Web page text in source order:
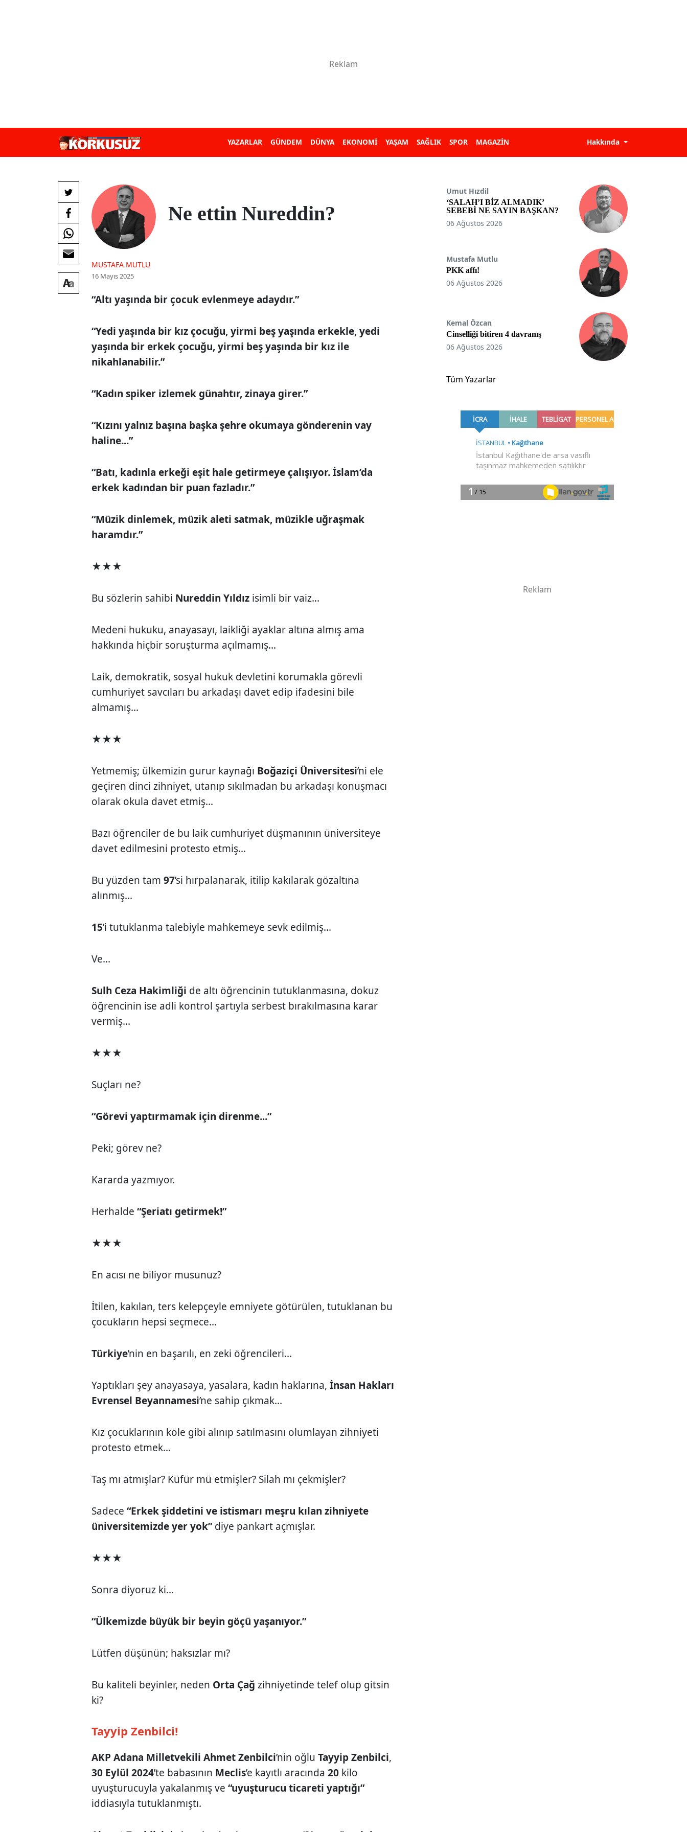
YAZARLAR GÜNDEM DÜNYA EKONOMİ YAŞAM SAĞLIK SPOR MAGAZİN Hakkında
Ne ettin Nureddin?
MUSTAFA MUTLU
16 Mayıs 2025
“Altı yaşında bir çocuk evlenmeye adaydır.”
“Yedi yaşında bir kız çocuğu, yirmi beş yaşında erkekle, yedi
yaşında bir erkek çocuğu, yirmi beş yaşında bir kız ile
nikahlanabilir.”
“Kadın spiker izlemek günahtır, zinaya girer.”
“Kızını yalnız başına başka şehre okumaya gönderenin vay
haline...”
“Batı, kadınla erkeği eşit hale getirmeye çalışıyor. İslam’da
erkek kadından bir puan fazladır.”
“Müzik dinlemek, müzik aleti satmak, müzikle uğraşmak
haramdır.”
★★★
Bu sözlerin sahibi Nureddin Yıldız isimli bir vaiz...
Medeni hukuku, anayasayı, laikliği ayaklar altına almış ama
hakkında hiçbir soruşturma açılmamış...
Laik, demokratik, sosyal hukuk devletini korumakla görevli
cumhuriyet savcıları bu arkadaşı davet edip ifadesini bile
almamış...
★★★
Yetmemiş; ülkemizin gurur kaynağı Boğaziçi Üniversitesi’ni ele
geçiren dinci zihniyet, utanıp sıkılmadan bu arkadaşı konuşmacı
olarak okula davet etmiş...
Bazı öğrenciler de bu laik cumhuriyet düşmanının üniversiteye
davet edilmesini protesto etmiş...
Bu yüzden tam97’si hırpalanarak, itilip kakılarak gözaltına
alınmış...
15’i tutuklanma talebiyle mahkemeye sevk edilmiş...
Ve...
Sulh Ceza Hakimliği de altı öğrencinin tutuklanmasına, dokuz
öğrencinin ise adli kontrol şartıyla serbest bırakılmasına karar
vermiş...
★★★
Suçları ne?
“Görevi yaptırmamak için direnme...”
Peki; görev ne?
Kararda yazmıyor.
Herhalde“Şeriatı getirmek!”
★★★
En acısı ne biliyor musunuz?
İtilen, kakılan, ters kelepçeyle emniyete götürülen, tutuklanan bu
çocukların hepsi seçmece...
Türkiye’nin en başarılı, en zeki öğrencileri...
Yaptıkları şey anayasaya, yasalara, kadın haklarına,İnsan Hakları
Evrensel Beyannamesi’ne sahip çıkmak...
Kız çocuklarının köle gibi alınıp satılmasını olumlayan zihniyeti
protesto etmek...
Taş mı atmışlar? Küfür mü etmişler? Silah mı çekmişler?
Sadece“Erkek şiddetini ve istismarı meşru kılan zihniyete
üniversitemizde yer yok”diye pankart açmışlar.
★★★
Sonra diyoruz ki...
“Ülkemizde büyük bir beyin göçü yaşanıyor.”
Lütfen düşünün; haksızlar mı?
Bu kaliteli beyinler, neden Orta Çağ zihniyetinde telef olup gitsin
ki?
Tayyip Zenbilci!
AKP Adana Milletvekili Ahmet Zenbilci’nin oğluTayyip Zenbilci,
30 Eylül 2024’te babasının Meclis’e kayıtlı aracında20 kilo
uyuşturucuyla yakalanmış ve“uyuşturucu ticareti yaptığı”
iddiasıyla tutuklanmıştı.
Umut Hızdil
‘SALAH’I BİZ ALMADIK’
SEBEBİ NE SAYIN BAŞKAN?
06 Ağustos 2026
Mustafa Mutlu
PKK affı!
06 Ağustos 2026
Kemal Özcan
Cinselliği bitiren 4 davranış
06 Ağustos 2026
Tüm Yazarlar